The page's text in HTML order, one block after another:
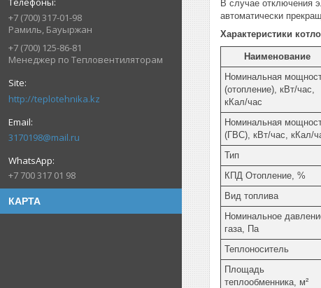
+7 (700) 317-01-98
Рамиль, Бауыржан
+7 (700) 125-86-81
Менеджер по Тепловентиляторам
http://teplotehnika.kz
3170198@mail.ru
+7 700 317 01 98
КАРТА
В случае отключения
автоматически
Характеристики
Наименование
Номинальная
(отопление), кВт/час,
кКал/час
Номинальная
(ГВС), кВт/час, кКал/
Тип
КПД Отопление, %
Вид топлива
Номинальное
газа, Па
Теплоноситель
Площадь
теплообменника, м²